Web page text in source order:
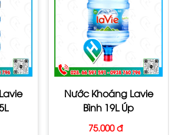
thiên nhiên Lavie
chai
nước có vị, hơi lợ.
Neatlé Waters
Nước Khoáng Lavie
Bình 19L Úp
75.000 đ